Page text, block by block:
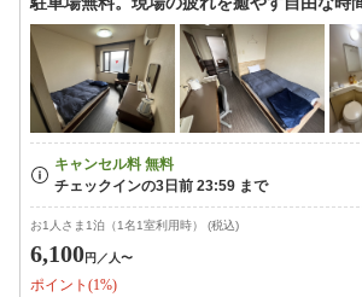
お1人さま1泊（1名1室利用時） (税込)
6,100円 ／人〜
ポイント(1%)